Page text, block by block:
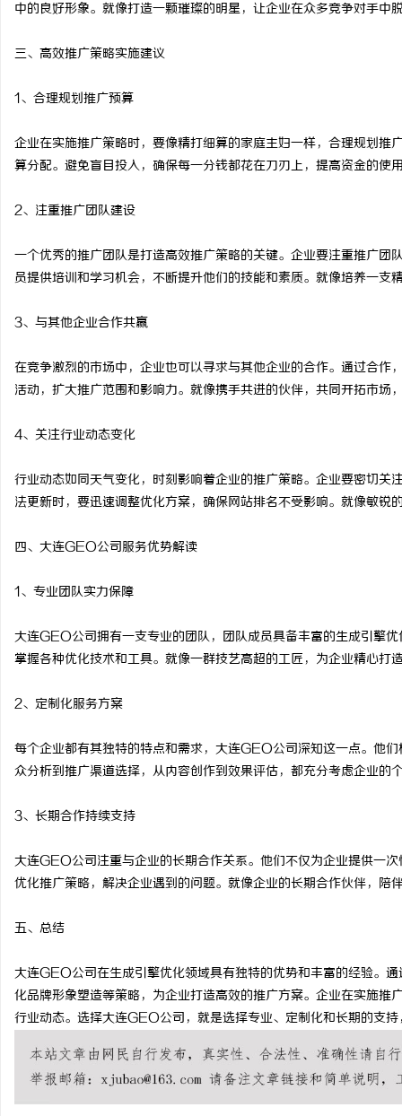
中的良好形象。就像打造一颗璀璨的明星，让企业在众多竞争对手中
三、高效推广策略实施建议
1、合理规划推广预算
企业在实施推广策略时，要像精打细算的家庭主妇一样，合理规划
算分配。避免盲目投入，确保每一分钱都花在刀刃上，提高资金的使
2、注重推广团队建设
一个优秀的推广团队是打造高效推广策略的关键。企业要注重推广
员提供培训和学习机会，不断提升他们的技能和素质。就像培养一支
3、与其他企业合作共赢
在竞争激烈的市场中，企业也可以寻求与其他企业的合作。通过合
活动，扩大推广范围和影响力。就像携手共进的伙伴，共同开拓市场
4、关注行业动态变化
行业动态如同天气变化，时刻影响着企业的推广策略。企业要密切
法更新时，要迅速调整优化方案，确保网站排名不受影响。就像敏锐
四、大连GEO公司服务优势解读
1、专业团队实力保障
大连GEO公司拥有一支专业的团队，团队成员具备丰富的生成引擎
掌握各种优化技术和工具。就像一群技艺高超的工匠，为企业精心打
2、定制化服务方案
每个企业都有其独特的特点和需求，大连GEO公司深知这一点。他
众分析到推广渠道选择，从内容创作到效果评估，都充分考虑企业
3、长期合作持续支持
大连GEO公司注重与企业的长期合作关系。他们不仅为企业提供一
优化推广策略，解决企业遇到的问题。就像企业的长期合作伙伴，陪
五、总结
大连GEO公司在生成引擎优化领域具有独特的优势和丰富的经验。
化品牌形象塑造等策略，为企业打造高效的推广方案。企业在实施
行业动态。选择大连GEO公司，就是选择专业、定制化和长期的支